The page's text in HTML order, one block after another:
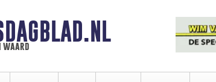
waard